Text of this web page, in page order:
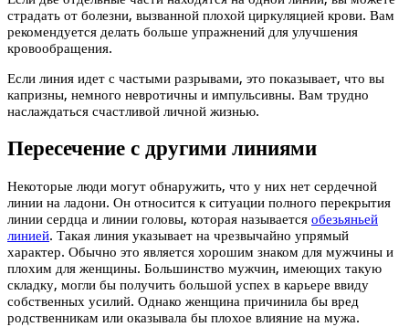
страдать от болезни, вызванной плохой циркуляцией крови. Вам
рекомендуется делать больше упражнений для улучшения
кровообращения.
Если линия идет с частыми разрывами, это показывает, что вы
капризны, немного невротичны и импульсивны. Вам трудно
наслаждаться счастливой личной жизнью.
Пересечение с другими линиями
Некоторые люди могут обнаружить, что у них нет сердечной
линии на ладони. Он относится к ситуации полного перекрытия
линии сердца и линии головы, которая называется обезьяньей
линией. Такая линия указывает на чрезвычайно упрямый
характер. Обычно это является хорошим знаком для мужчины и
плохим для женщины. Большинство мужчин, имеющих такую
складку, могли бы получить большой успех в карьере ввиду
собственных усилий. Однако женщина причинила бы вред
родственникам или оказывала бы плохое влияние на мужа.